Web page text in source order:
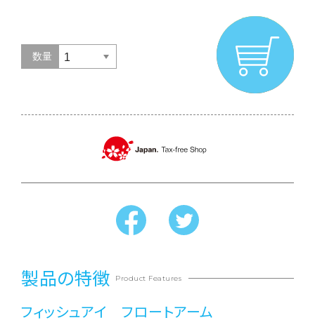
数量
製品の特徴 Product Features
フィッシュアイ フロートアーム